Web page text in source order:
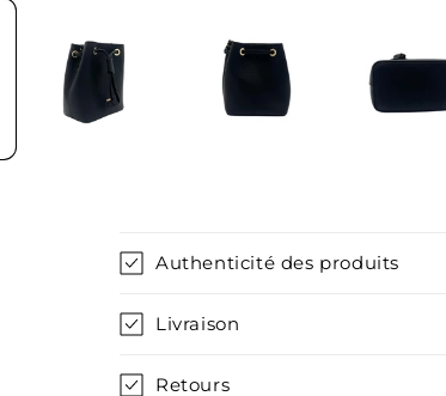
C
o
n
Authenticité des produits
Livraison
Retours